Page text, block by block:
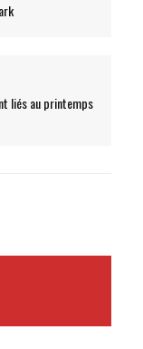
liés au printemps